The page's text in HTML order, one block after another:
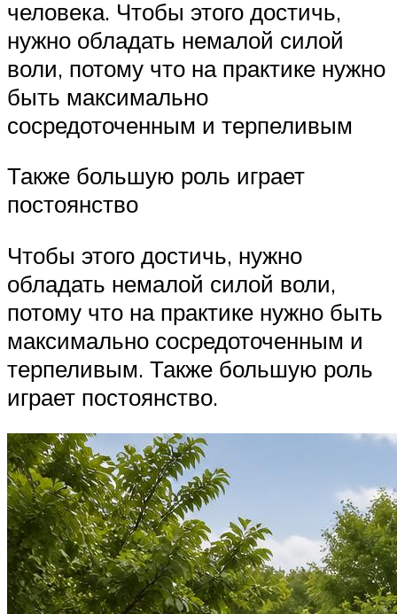
человека. Чтобы этого достичь,
нужно обладать немалой силой
воли, потому что на практике нужно
быть максимально
сосредоточенным и терпеливым
Также большую роль играет
постоянство
Чтобы этого достичь, нужно
обладать немалой силой воли,
потому что на практике нужно быть
максимально сосредоточенным и
терпеливым. Также большую роль
играет постоянство.